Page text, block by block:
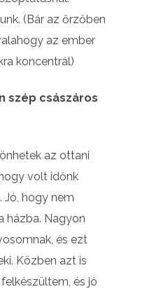
(Bár az őrzőben
az ember
koncentrál)
szép császáros
az ottani
volt időnk
Jó, hogy nem
házba. Nagyon
és ezt
Közben azt is
és jó